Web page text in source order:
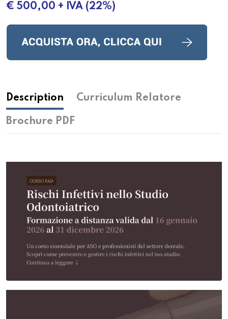
€ 500,00 + IVA (22%)
Description Curriculum Relatore
Brochure PDF